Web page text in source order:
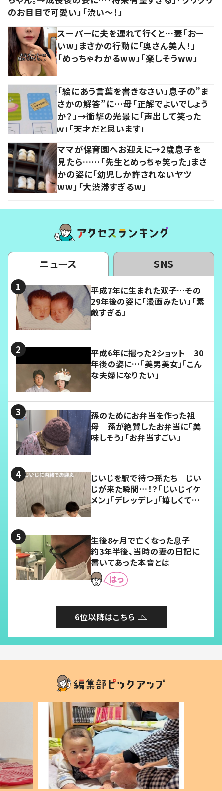
のお目目で可愛い」「渋い～！」
スーパーに夫を連れて行くと…妻「おー
いw」まさかの行動に「奥さん美人！」
「めっちゃわかるww」「楽しそうww」
「絵にあう言葉を書きなさい」息子の”ま
さかの解答”に…母「正解でよいでしょう
か？」→衝撃の光景に「声出して笑った
ｗ」「天才だと思います」
ママが保育園へお迎えに→2歳息子を
見たら……「先生とめっちゃ笑った」まさ
かの姿に「幼児しか許されないヤツ
ww」「大渋滞すぎるw」
ニュース SNS
平成7年に生まれた双子…その
29年後の姿に「漫画みたい」「素
敵すぎる」
平成6年に撮った2ショット 30
年後の姿に…「美男美女」「こん
な夫婦になりたい」
孫のためにお弁当を作った祖
母 孫が絶賛したお弁当に「美
味しそう」「お弁当すごい」
じいじを駅で待つ孫たち じい
じが来た瞬間…！？「じいじイケ
メン」「デレッデレ」「嬉しくて可
生後8ヶ月で亡くなった息子
約3年半後、当時の妻の日記に
書いてあった本音とは
6位以降はこちら